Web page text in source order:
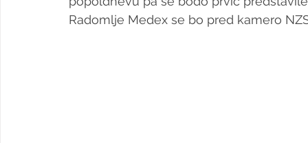
Radomlje Medex se bo pred kamero